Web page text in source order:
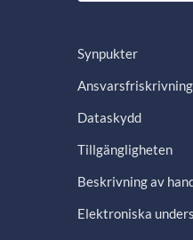
Synpukter
Ansvarsfriskrivning
Dataskydd
Tillgängligheten
Beskrivning av
Elektroniska